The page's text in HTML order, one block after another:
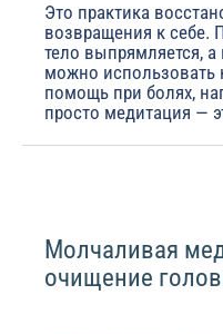
Это практика
возвращения к себе.
тело выпрямляется, а
можно использовать
помощь при болях,
просто медитация —
Молчаливая
очищение